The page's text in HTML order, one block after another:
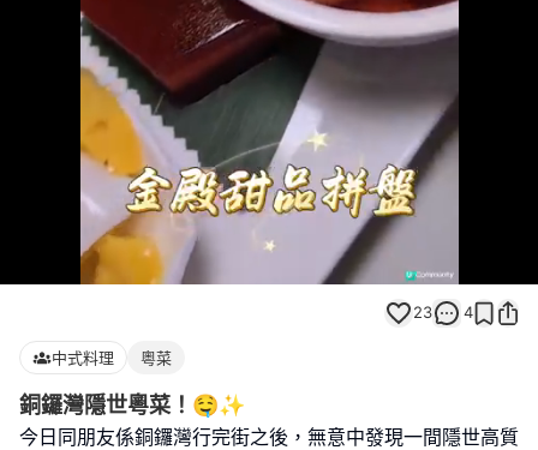
100.00%
23 4
中式料理 粵菜
銅鑼灣隱世粵菜！🤤✨
今日同朋友係銅鑼灣行完街之後，無意中發現一間隱世高質